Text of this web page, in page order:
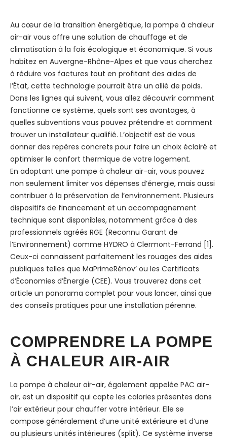
Au cœur de la transition énergétique, la pompe à chaleur
air-air vous offre une solution de chauffage et de
climatisation à la fois écologique et économique. Si vous
habitez en Auvergne-Rhône-Alpes et que vous cherchez
à réduire vos factures tout en profitant des aides de
l’État, cette technologie pourrait être un allié de poids.
Dans les lignes qui suivent, vous allez découvrir comment
fonctionne ce système, quels sont ses avantages, à
quelles subventions vous pouvez prétendre et comment
trouver un installateur qualifié. L’objectif est de vous
donner des repères concrets pour faire un choix éclairé et
optimiser le confort thermique de votre logement.
En adoptant une pompe à chaleur air-air, vous pouvez
non seulement limiter vos dépenses d’énergie, mais aussi
contribuer à la préservation de l’environnement. Plusieurs
dispositifs de financement et un accompagnement
technique sont disponibles, notamment grâce à des
professionnels agréés RGE (Reconnu Garant de
l’Environnement) comme HYDRO à Clermont-Ferrand [1].
Ceux-ci connaissent parfaitement les rouages des aides
publiques telles que MaPrimeRénov’ ou les Certificats
d’Économies d’Énergie (CEE). Vous trouverez dans cet
article un panorama complet pour vous lancer, ainsi que
des conseils pratiques pour une installation pérenne.
COMPRENDRE LA POMPE
À CHALEUR AIR-AIR
La pompe à chaleur air-air, également appelée PAC air-
air, est un dispositif qui capte les calories présentes dans
l’air extérieur pour chauffer votre intérieur. Elle se
compose généralement d’une unité extérieure et d’une
ou plusieurs unités intérieures (split). Ce système inverse